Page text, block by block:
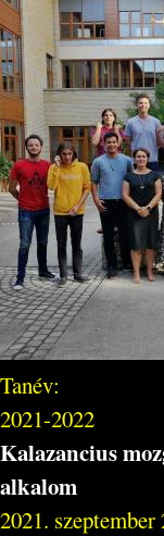
Tanév:
2021-2022
Kalazancius
alkalom
2021. szeptember